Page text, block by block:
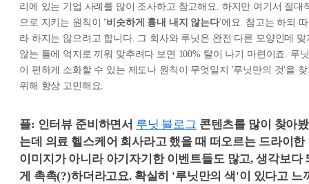
리에 있는 기업 사례를 많이 조사하고 참고해요. 하지만 여기서 절대
으로 지키는 원칙이 '비슷하게 흉내 내지 않는다'에요. 참고는 하되 따
라 하지는 않으려고 합니다. 그 회사와 루닛은 완전 다른 모양인데 맞
않는 틀에 억지로 끼워 맞추려다 보면 100% 탈이 나기 마련이죠. 루닛
이 편하게 소화할 수 있는 제도나 원칙이 무엇일지 '루닛만의 것'을
위해 항상 고민해요.
플: 인터뷰 준비하면서 루닛 블로그 콘텐츠를 많이 찾아봤
는데 의료 헬스케어 회사라고 했을 때 떠오르는 드라이한
이미지가 아니라 아기자기한 이벤트들도 많고, 생각보다
게 촉촉(?)하더라고요. 확실히 '루닛만의 색'이 있다고 느